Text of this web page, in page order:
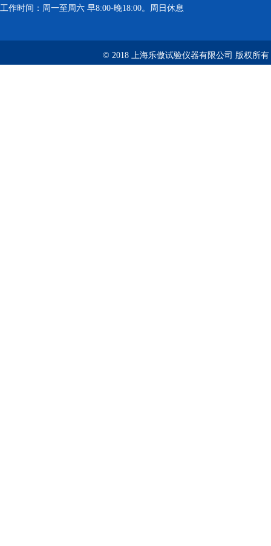
工作时间：周一至周六 早8:00-晚18:00。周日休息
© 2018 上海乐傲试验仪器有限公司 版权所